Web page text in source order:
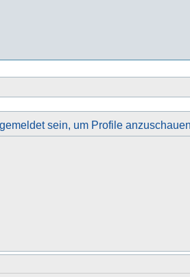
sein, um Profile